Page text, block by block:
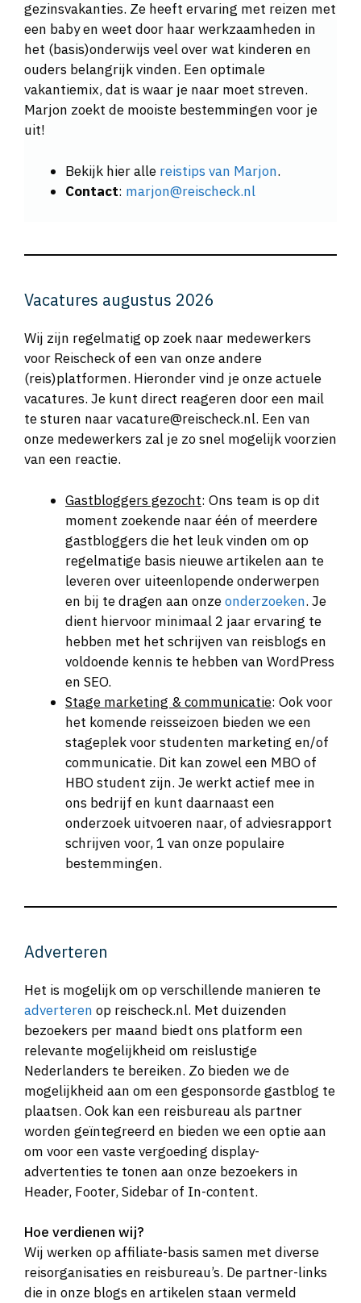
gezinsvakanties. Ze heeft ervaring met reizen met
een baby en weet door haar werkzaamheden in
het (basis)onderwijs veel over wat kinderen en
ouders belangrijk vinden. Een optimale
vakantiemix, dat is waar je naar moet streven.
Marjon zoekt de mooiste bestemmingen voor je
uit!
Bekijk hier alle reistips van Marjon.
Contact: marjon@reischeck.nl
Vacatures augustus 2026
Wij zijn regelmatig op zoek naar medewerkers
voor Reischeck of een van onze andere
(reis)platformen. Hieronder vind je onze actuele
vacatures. Je kunt direct reageren door een mail
te sturen naar vacature@reischeck.nl. Een van
onze medewerkers zal je zo snel mogelijk voorzien
van een reactie.
Gastbloggers gezocht: Ons team is op dit
moment zoekende naar één of meerdere
gastbloggers die het leuk vinden om op
regelmatige basis nieuwe artikelen aan te
leveren over uiteenlopende onderwerpen
en bij te dragen aan onzeonderzoeken. Je
dient hiervoor minimaal 2 jaar ervaring te
hebben met het schrijven van reisblogs en
voldoende kennis te hebben van WordPress
en SEO.
Stage marketing & communicatie: Ook voor
het komende reisseizoen bieden we een
stageplek voor studenten marketing en/of
communicatie. Dit kan zowel een MBO of
HBO student zijn. Je werkt actief mee in
ons bedrijf en kunt daarnaast een
onderzoek uitvoeren naar, of adviesrapport
schrijven voor, 1 van onze populaire
bestemmingen.
Adverteren
Het is mogelijk om op verschillende manieren te
adverteren op reischeck.nl. Met duizenden
bezoekers per maand biedt ons platform een
relevante mogelijkheid om reislustige
Nederlanders te bereiken. Zo bieden we de
mogelijkheid aan om een gesponsorde gastblog te
plaatsen. Ook kan een reisbureau als partner
worden geïntegreerd en bieden we een optie aan
om voor een vaste vergoeding display-
advertenties te tonen aan onze bezoekers in
Header, Footer, Sidebar of In-content.
Hoe verdienen wij?
Wij werken op affiliate-basis samen met diverse
reisorganisaties en reisbureau’s. De partner-links
die in onze blogs en artikelen staan vermeld